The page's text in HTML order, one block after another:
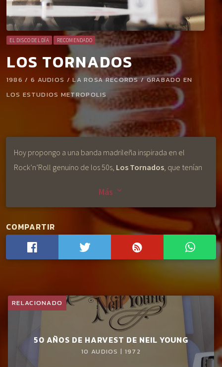
EL DISCO DEL DÍA RECOMENDADO
LOS TORNADOS
1986 / 6 AUDIOS / LA ROSA RECORDS / GRABADO EN
LOS ESTUDIOS METROPOLIS
Hoy propongo a una banda madrileña inspirada en el
Rock’n’Roll genuino de los 50s, Los Tornados, que tenían
representativas del Rockin’ nacional.
Este primer trabajo se publicó en el 86 cantado en
castellano por exigencia de la discográfica, la que 5 años
más tarde publicaría un nuevo LP de la banda con unas
Anabelformaría The Loneshotsen los 90 (yo les pude ver
Carl Perkins en el 96) editando un EP muy
digno, y actuando en el Hemsby.
Después llegarían
Más keyboard_arrow_down
COMPARTIR
RELACIONADO
50 AÑOS DE HARVEST DE NEIL YOUNG
10 AUDIOS | 1972